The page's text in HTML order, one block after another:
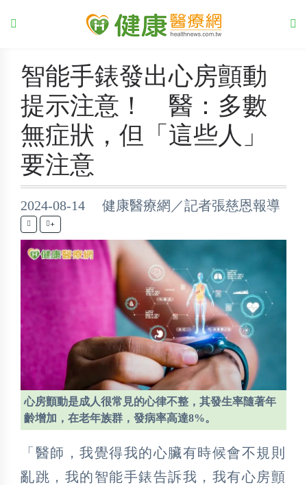
智能手錶發出心房顫動
提示注意！ 醫：多數
無症狀，但「這些人」
要注意
2024-08-14 健康醫療網／記者張慈恩報導
+
心房顫動是成人很常見的心律不整，其發生率隨著年
齡增加，在老年族群，發病率高達8%。
「醫師，我覺得我的心臟有時候會不規則
亂跳，我的智能手錶告訴我，我有心房顫